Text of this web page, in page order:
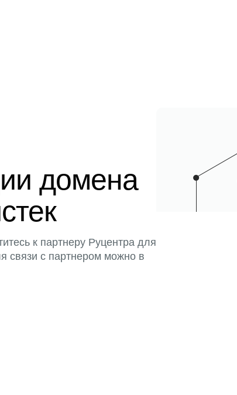
домена
к партнеру Руцентра для
связи с партнером можно в